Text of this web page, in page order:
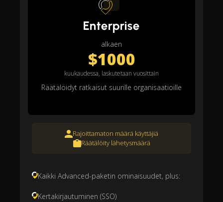
Enterprise
alkaen
$1000
kuukaudessa, laskutetaan vuosittain
Räätälöidyt ratkaisut suurille organisaatioille
Rajoittamaton määrä käyttäjiä
Räätälöity lähetysmäärä
Kaikki Advanced-paketin ominaisuudet, plus:
Kertakirjautuminen (SSO)